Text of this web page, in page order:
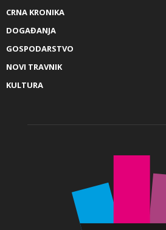
CRNA KRONIKA
DOGAĐANJA
GOSPODARSTVO
NOVI TRAVNIK
KULTURA